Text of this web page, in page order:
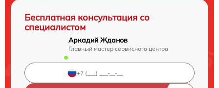
Бесплатная консультация со
специалистом
Аркадий Жданов
Главный мастер сервисного центра